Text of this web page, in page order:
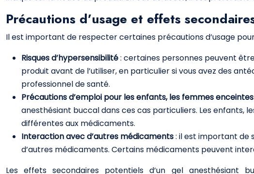
Précautions d’usage et effets
Il est important de respecter certaines précautions d’usage
Risques d’hypersensibilité: certaines personnes peuvent
produit avant de l’utiliser, en particulier si vous avez des
professionnel de santé.
Précautions d’emploi pour les enfants, les femmes
anesthésiant buccal dans ces cas particuliers. Les enfants,
différentes aux médicaments.
Interaction avec d’autres médicaments: il est important de
d’autres médicaments. Certains médicaments peuvent
Les effets secondaires potentiels d’un gel anesthésiant